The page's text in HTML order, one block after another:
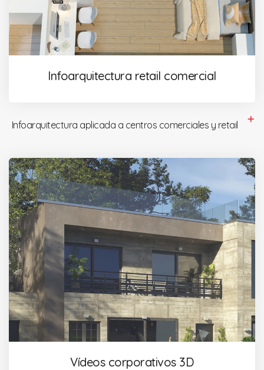
Infoarquitectura retail comercial
Infoarquitectura aplicada a centros comerciales y retail
Vídeos corporativos 3D